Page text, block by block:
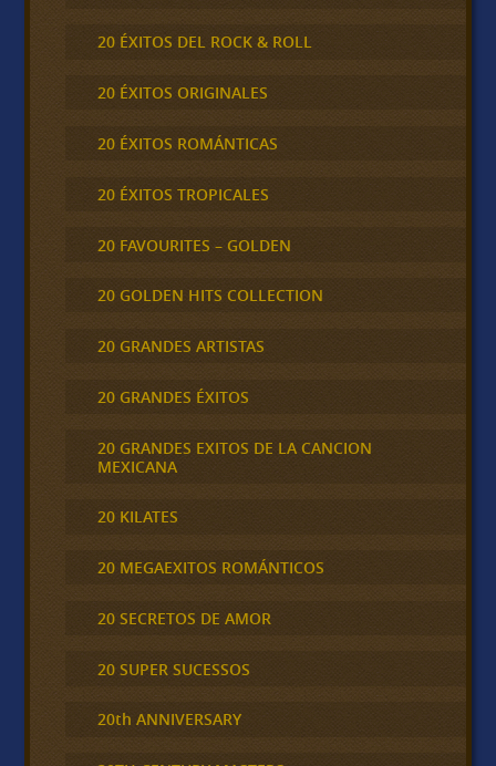
20 ÉXITOS DEL ROCK & ROLL
20 ÉXITOS ORIGINALES
20 ÉXITOS ROMÁNTICAS
20 ÉXITOS TROPICALES
20 FAVOURITES – GOLDEN
20 GOLDEN HITS COLLECTION
20 GRANDES ARTISTAS
20 GRANDES ÉXITOS
20 GRANDES EXITOS DE LA CANCION
MEXICANA
20 KILATES
20 MEGAEXITOS ROMÁNTICOS
20 SECRETOS DE AMOR
20 SUPER SUCESSOS
20th ANNIVERSARY